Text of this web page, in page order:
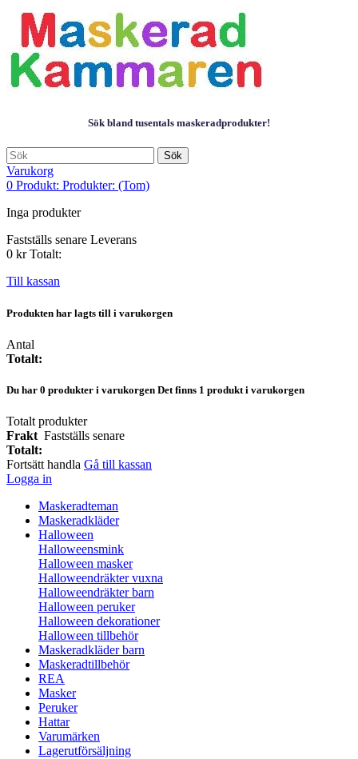
Sök bland tusentals maskeradprodukter!
Sök
Varukorg
0 Produkt: Produkter: (Tom)
Inga produkter
Fastställs senare Leverans
0 kr Totalt:
Till kassan
Produkten har lagts till i varukorgen
Antal
Totalt:
Du har 0 produkter i varukorgen Det finns 1 produkt i varukorgen
Totalt produkter
Frakt Fastställs senare
Totalt:
Fortsätt handla Gå till kassan
Logga in
Maskeradteman
Maskeradkläder
Halloween
Halloweensmink
Halloween masker
Halloweendräkter vuxna
Halloweendräkter barn
Halloween peruker
Halloween dekorationer
Halloween tillbehör
Maskeradkläder barn
Maskeradtillbehör
REA
Masker
Peruker
Hattar
Varumärken
Lagerutförsäljning